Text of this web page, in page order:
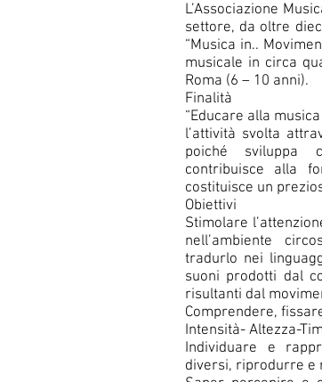
L’Associazione
settore, da oltre
“Musica in..
musicale in circa
Roma (6 – 10 anni).
Finalità
“Educare alla
l’attività svolta
poiché sviluppa
contribuisce alla
costituisce un
Obiettivi
Stimolare
nell’ambiente
tradurlo nei
suoni prodotti dal
risultanti dal
Comprendere,
Intensità- Altezza-
Individuare e
diversi, riprodurre e